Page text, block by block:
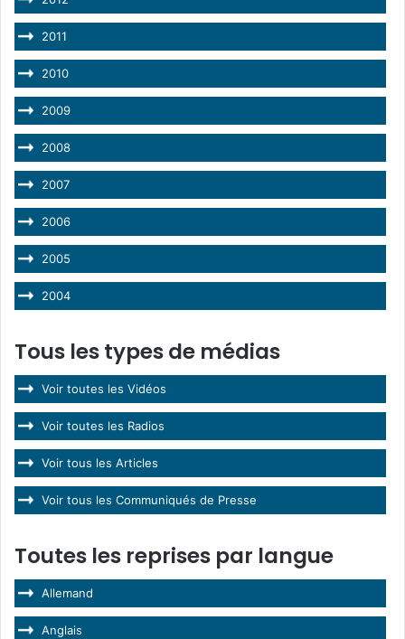
2011
2010
2009
2008
2007
2006
2005
2004
Tous les types de médias
Voir toutes les Vidéos
Voir toutes les Radios
Voir tous les Articles
Voir tous les Communiqués de Presse
Toutes les reprises par langue
Allemand
Anglais